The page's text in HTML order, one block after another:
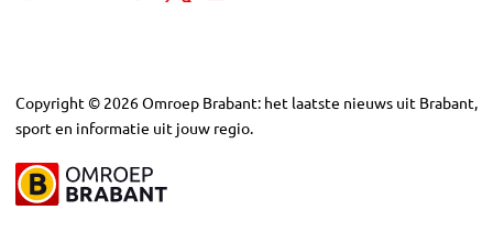
Copyright © 2026Omroep Brabant: het laatste nieuws uit Brabant,
sport en informatie uit jouw regio.